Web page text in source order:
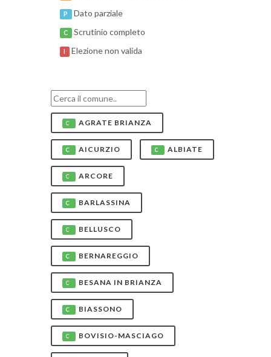
P Dato parziale
C Scrutinio completo
I Elezione non valida
C AGRATE BRIANZA
C AICURZIO C ALBIATE
C ARCORE
C BARLASSINA
C BELLUSCO
C BERNAREGGIO
C BESANA IN BRIANZA
C BIASSONO
C BOVISIO-MASCIAGO